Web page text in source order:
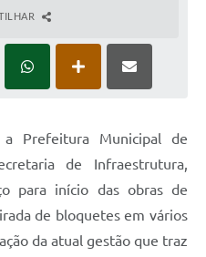
Prefeitura Municipal de
de Infraestrutura,
para início das obras de
de bloquetes em vários
da atual gestão que traz